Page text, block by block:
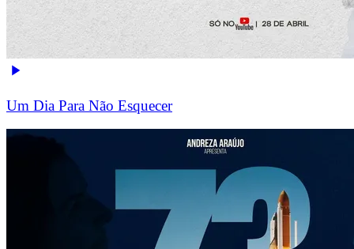
Um Dia Para Não Esquecer